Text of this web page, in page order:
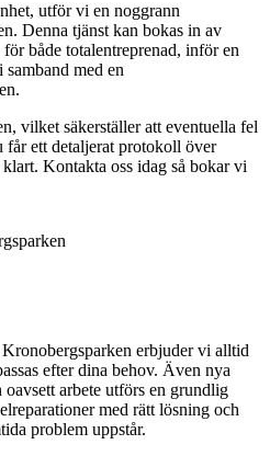
utför vi en noggrann
Denna tjänst kan bokas in av
både totalentreprenad, inför en
med en
vilket säkerställer att eventuella fel
får ett detaljerat protokoll över
Kontakta oss idag så bokar vi
erbjuder vi alltid
efter dina behov. Även nya
arbete utförs en grundlig
med rätt lösning och
problem uppstår.